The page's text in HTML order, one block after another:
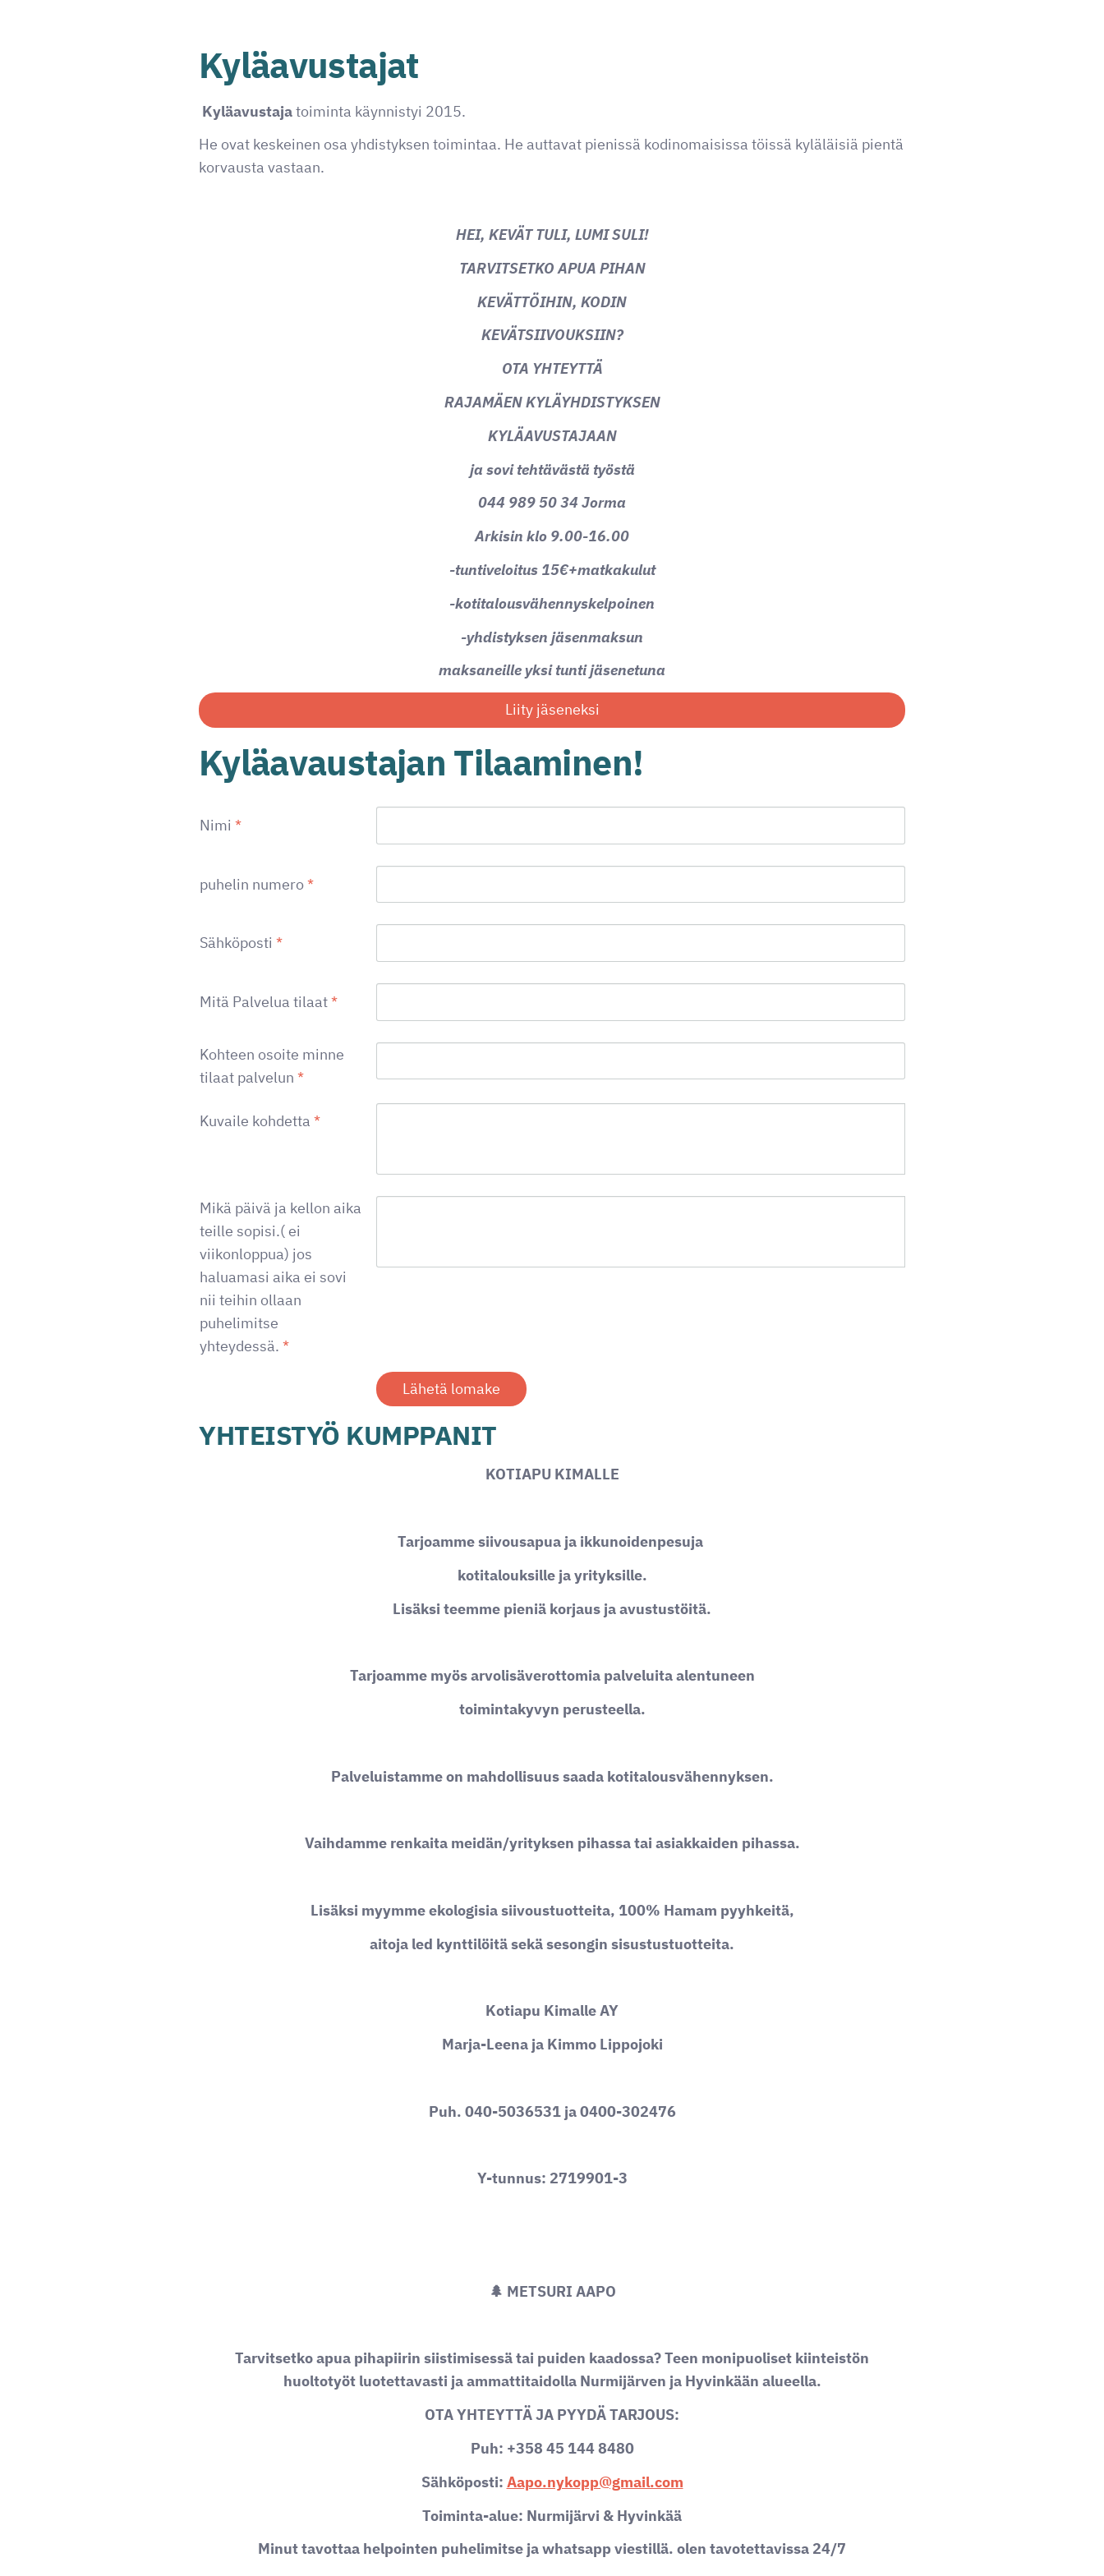
Kyläavustajat
Kyläavustajatoiminta käynnistyi 2015.
He ovat keskeinen osa yhdistyksen toimintaa. He auttavat pienissä kodinomaisissa töissä kyläläisiä pientä
korvausta vastaan.
HEI, KEVÄT TULI, LUMI SULI!
TARVITSETKO APUA PIHAN
KEVÄTTÖIHIN, KODIN
KEVÄTSIIVOUKSIIN?
OTA YHTEYTTÄ
RAJAMÄEN KYLÄYHDISTYKSEN
KYLÄAVUSTAJAAN
ja sovi tehtävästä työstä
044 989 50 34 Jorma
Arkisin klo 9.00-16.00
-tuntiveloitus 15€+matkakulut
-kotitalousvähennyskelpoinen
-yhdistyksen jäsenmaksun
maksaneille yksi tunti jäsenetuna
Liity jäseneksi
Kyläavaustajan Tilaaminen!
Nimi *
puhelin numero*
Sähköposti *
Mitä Palvelua tilaat*
Kohteen osoite minne
tilaat palvelun *
Kuvaile kohdetta *
Mikä päivä ja kellon aika
teille sopisi.( ei
viikonloppua) jos
haluamasi aika ei sovi
nii teihin ollaan
puhelimitse
yhteydessä. *
Lähetä lomake
YHTEISTYÖ KUMPPANIT
KOTIAPU KIMALLE
Tarjoamme siivousapua ja ikkunoidenpesuja
kotitalouksille ja yrityksille.
Lisäksi teemme pieniä korjaus ja avustustöitä.
Tarjoamme myös arvolisäverottomia palveluita alentuneen
toimintakyvyn perusteella.
Palveluistamme on mahdollisuus saada kotitalousvähennyksen.
Vaihdamme renkaita meidän/yrityksen pihassa tai asiakkaiden pihassa.
Lisäksi myymme ekologisia siivoustuotteita, 100% Hamam pyyhkeitä,
aitoja led kynttilöitä sekä sesongin sisustustuotteita.
Kotiapu Kimalle AY
Marja-Leena ja Kimmo Lippojoki
Puh. 040-5036531 ja 0400-302476
Y-tunnus: 2719901-3
🌲 METSURI AAPO
Tarvitsetko apua pihapiirin siistimisessä tai puiden kaadossa? Teen monipuoliset kiinteistön
huoltotyöt luotettavasti ja ammattitaidolla Nurmijärven ja Hyvinkään alueella.
OTA YHTEYTTÄ JA PYYDÄ TARJOUS:
Puh: +358 45 144 8480
Sähköposti: Aapo.nykopp@gmail.com
Toiminta-alue: Nurmijärvi & Hyvinkää
Minut tavottaa helpointen puhelimitse ja whatsapp viestillä. olen tavotettavissa 24/7